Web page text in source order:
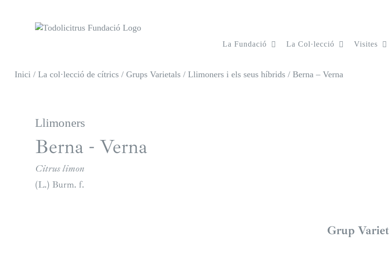
La Fundació La Col·lecció Visites
Inici / La col·lecció de cítrics / Grups Varietals / Llimoners i els seus híbrids / Berna – Verna
Llimoners
Berna - Verna
Citrus limon
(L.) Burm. f.
Grup